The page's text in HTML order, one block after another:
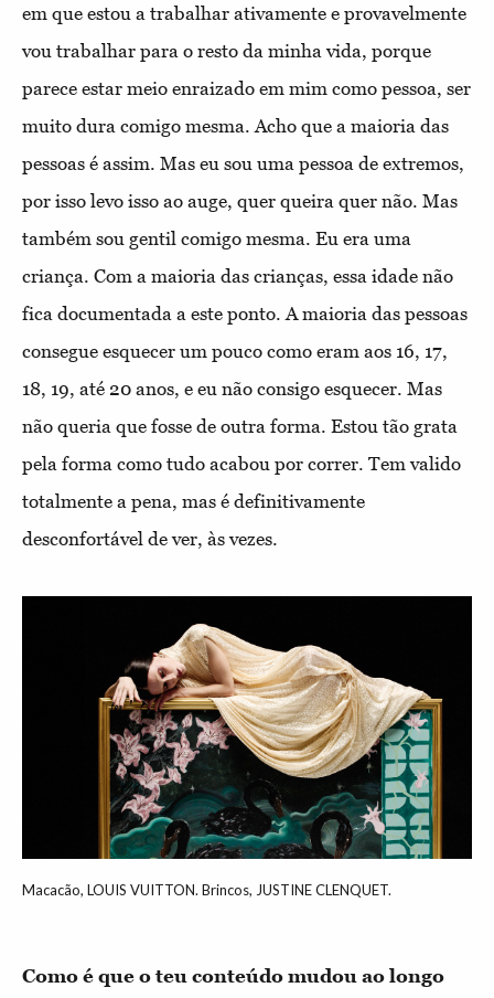
em que estou a trabalhar ativamente e provavelmente
vou trabalhar para o resto da minha vida, porque
parece estar meio enraizado em mim como pessoa, ser
muito dura comigo mesma. Acho que a maioria das
pessoas é assim. Mas eu sou uma pessoa de extremos,
por isso levo isso ao auge, quer queira quer não. Mas
também sou gentil comigo mesma. Eu era uma
criança. Com a maioria das crianças, essa idade não
fica documentada a este ponto. A maioria das pessoas
consegue esquecer um pouco como eram aos 16, 17,
18, 19, até 20 anos, e eu não consigo esquecer. Mas
não queria que fosse de outra forma. Estou tão grata
pela forma como tudo acabou por correr. Tem valido
totalmente a pena, mas é definitivamente
desconfortável de ver, às vezes.
Macacão, LOUIS VUITTON. Brincos, JUSTINE CLENQUET.
Como é que o teu conteúdo mudou ao longo